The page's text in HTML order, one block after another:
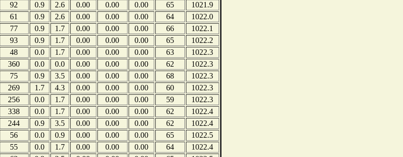
92 0.9 2.6 0.00 0.00 0.00 65
1021.9
61 0.9 2.6 0.00 0.00 0.00 64
1022.0
77 0.9 1.7 0.00 0.00 0.00 66
1022.1
93 0.9 1.7 0.00 0.00 0.00 65
1022.2
48 0.0 1.7 0.00 0.00 0.00 63
1022.3
360 0.0 0.0 0.00 0.00 0.00 62
1022.3
75 0.9 3.5 0.00 0.00 0.00 68
1022.3
269 1.7 4.3 0.00 0.00 0.00 60
1022.3
256 0.0 1.7 0.00 0.00 0.00 59
1022.3
338 0.0 1.7 0.00 0.00 0.00 62
1022.4
244 0.9 3.5 0.00 0.00 0.00 62
1022.4
56 0.0 0.9 0.00 0.00 0.00 65
1022.5
55 0.0 1.7 0.00 0.00 0.00 64
1022.4